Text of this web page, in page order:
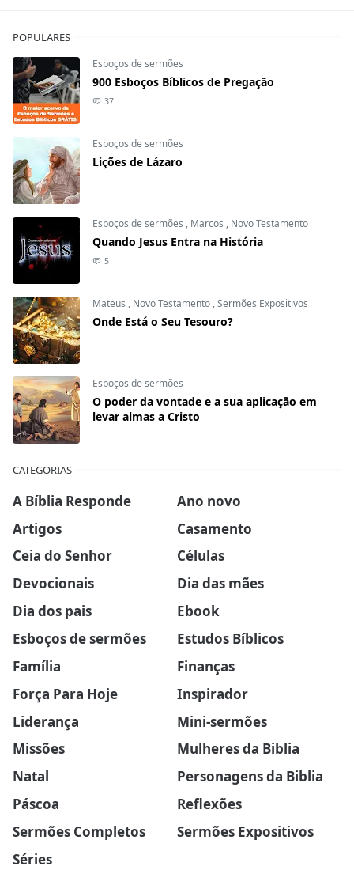
POPULARES
Esboços de sermões
900 Esboços Bíblicos de Pregação
37
Esboços de sermões
Lições de Lázaro
Esboços de sermões , Marcos , Novo Testamento
Quando Jesus Entra na História
5
Mateus , Novo Testamento ,Sermões Expositivos
Onde Está o Seu Tesouro?
Esboços de sermões
O poder da vontade e a sua aplicação em
levar almas a Cristo
CATEGORIAS
A Bíblia Responde
Ano novo
Artigos
Casamento
Ceia do Senhor
Células
Devocionais
Dia das mães
Dia dos pais
Ebook
Esboços de sermões
Estudos Bíblicos
Família
Finanças
Força Para Hoje
Inspirador
Liderança
Mini-sermões
Missões
Mulheres da Biblia
Natal
Personagens da Biblia
Páscoa
Reflexões
Sermões Completos
Sermões Expositivos
Séries